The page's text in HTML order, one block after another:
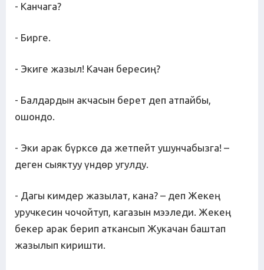
- Канчага?
- Бирге.
- Экиге жазыл! Качан бересиң?
- Балдардын акчасын берет деп атпайбы,
ошондо.
- Эки арак бүрксө да жетпейт ушунчабызга! –
деген сыяктуу үндөр угулду.
- Дагы кимдер жазылат, кана? – деп Жекең
уручкесин чочойтуп, кагазын мээледи. Жекең
бекер арак берип аткансып Жукачан баштап
жазылып киришти.